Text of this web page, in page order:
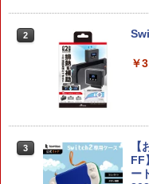
2
￥
3
FF
ー